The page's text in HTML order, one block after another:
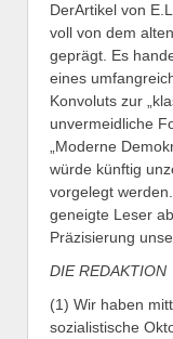
DerArtikel von
voll von dem
geprägt. Es
eines
Konvoluts zur
unvermeidliche
„Moderne
würde künftig
vorgelegt
geneigte Leser
Präzisierung
DIE REDAKTION
(1) Wir haben
sozialistische